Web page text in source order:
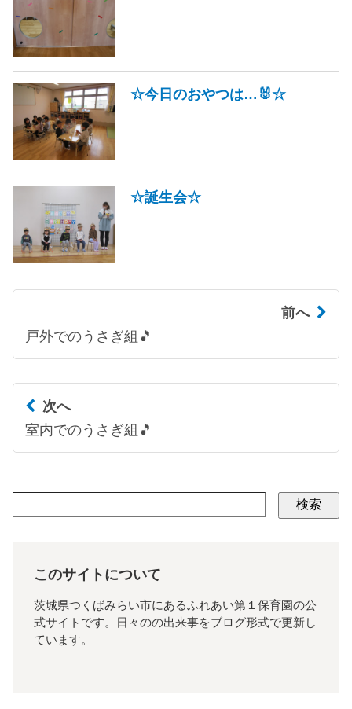
☆今日のおやつは…🐰☆
☆誕生会☆
前へ
戸外でのうさぎ組🎵
次へ
室内でのうさぎ組🎵
検索
このサイトについて
茨城県つくばみらい市にあるふれあい第１保育園の公
式サイトです。日々のの出来事をブログ形式で更新し
ています。